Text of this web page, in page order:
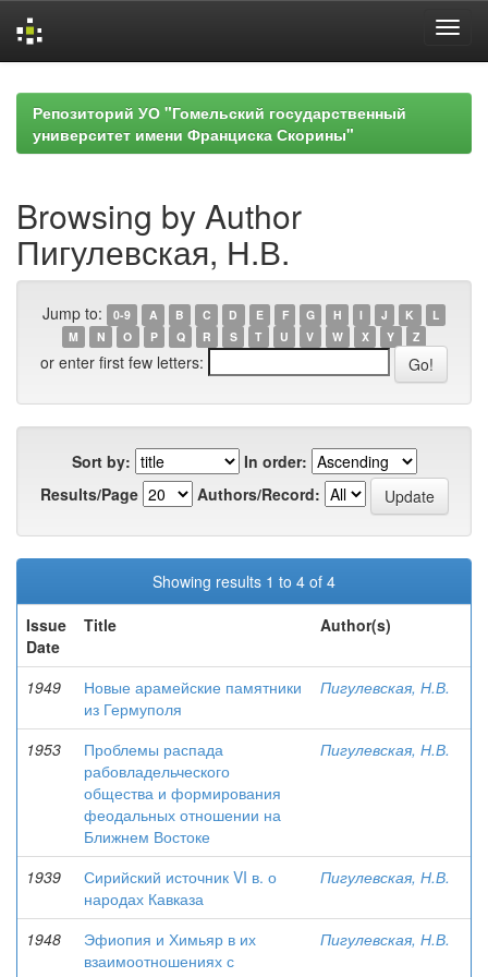
navigationРепозиторий УО "Гомельский государственный
университет имени Франциска Скорины"
Browsing by Author
Пигулевская, Н.В.
Jump to: 0-9 A B C D E F G H I J K
L
M
N O P Q R S T U V W X Y Z
or enter first few letters:
Sort by:
In order:
Results/Page
Authors/Record:
Showing results 1 to 4 of 4
Issue
Date
Title Author(s)
1949
Новые арамейские памятники
из Гермуполя
Пигулевская, Н.В.
1953
Проблемы распада
рабовладельческого
общества и формирования
феодальных отношении на
Ближнем Востоке
Пигулевская, Н.В.
1939
Сирийский источник VI в. о
народах Кавказа
Пигулевская, Н.В.
1948
Эфиопия и Химьяр в их
взаимоотношениях с
Пигулевская, Н.В.